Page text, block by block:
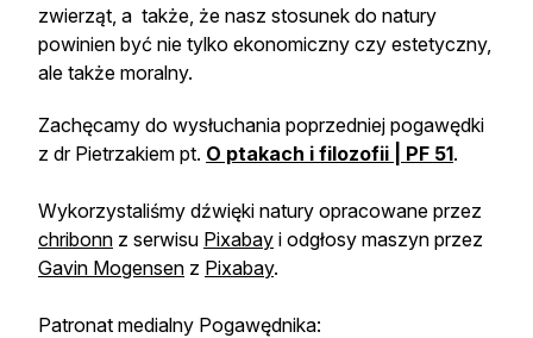
zwierząt, a także, że nasz stosunek do natury
powinien być nie tylko ekonomiczny czy estetyczny,
ale także moralny.
Zachęcamy do wysłuchania poprzedniej pogawędki
z dr Pietrzakiem pt. O ptakach i filozofii | PF 51.
Wykorzystaliśmy dźwięki natury opracowane przez
chribonn z serwisu Pixabay i odgłosy maszyn przez
Gavin Mogensen z Pixabay.
Patronat medialny Pogawędnika: